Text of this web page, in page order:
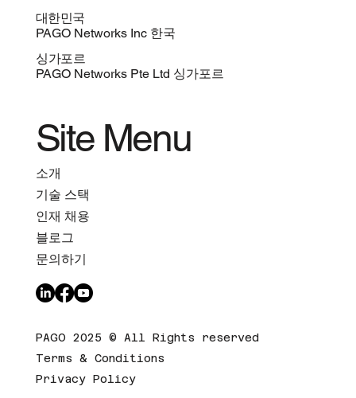
대한민국
PAGO Networks Inc 한국
싱가포르
PAGO Networks Pte Ltd 싱가포르
Site Menu
소개
기술 스택
블로그
인재 채용
문의하기
PAGO 2025 © All Rights reserved
Terms & Conditions
Privacy Policy